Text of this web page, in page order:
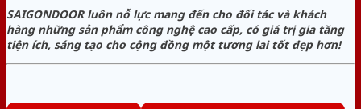
SAIGONDOOR luôn nỗ lực mang đến cho đối tác và khách
hàng những sản phẩm công nghệ cao cấp, có giá trị gia tăng
tiện ích, sáng tạo cho cộng đồng một tương lai tốt đẹp hơn!